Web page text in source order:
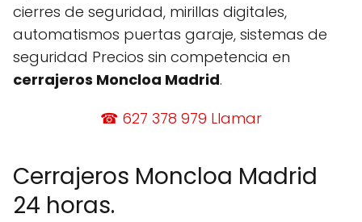
cierres de seguridad, mirillas digitales,
automatismos puertas garaje, sistemas de
seguridad Precios sin competencia en
cerrajeros Moncloa Madrid.
☎ 627 378 979 Llamar
Cerrajeros Moncloa Madrid
24 horas.